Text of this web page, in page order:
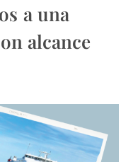
a una
alcance